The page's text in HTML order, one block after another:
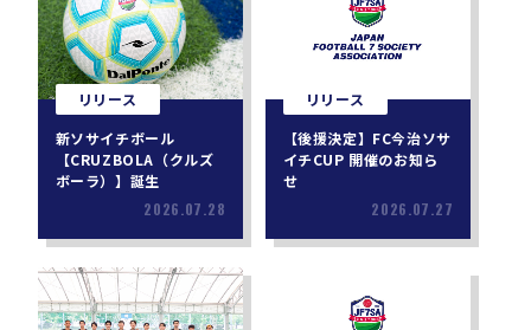
リリース
新ソサイチボール
【CRUZBOLA（クルズ
ボーラ）】誕生
2026.07.28
リリース
【後援決定】FC今治ソサ
イチCUP 開催のお知ら
せ
2026.07.27